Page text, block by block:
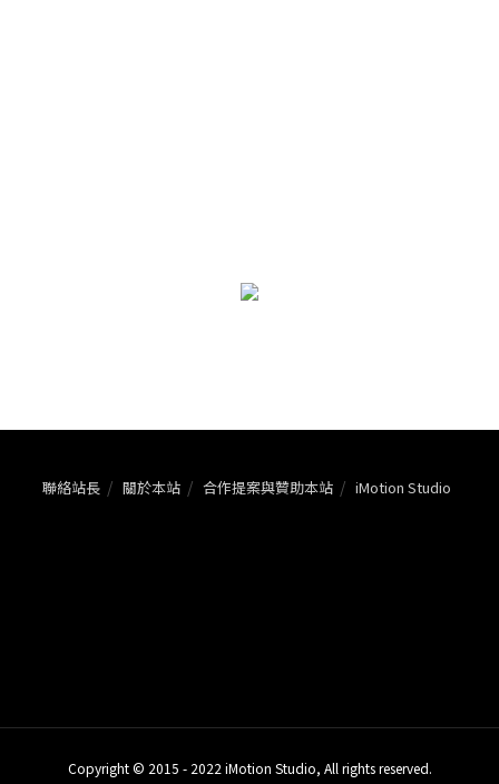
聯絡站長 關於本站 合作提案與贊助本站 iMotion Studio
Copyright © 2015 - 2022 iMotion Studio, All rights reserved.